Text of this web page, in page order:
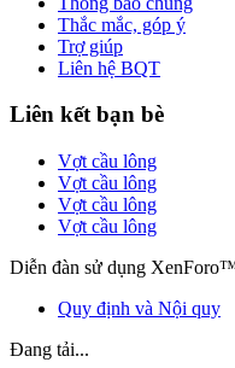
Thắc mắc, góp ý
Trợ giúp
Liên hệ BQT
Liên kết bạn bè
Vợt cầu lông
Vợt cầu lông
Vợt cầu lông
Vợt cầu lông
Diễn đàn sử dụng
Quy định và Nội quy
Đang tải...